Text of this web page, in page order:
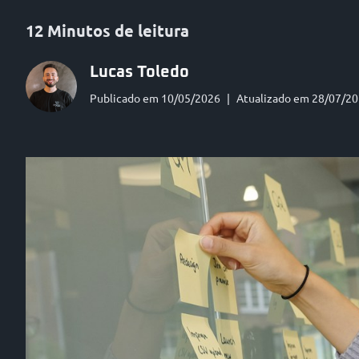
12 Minutos de leitura
Lucas Toledo
Publicado em 10/05/2026 | Atualizado em 28/07/